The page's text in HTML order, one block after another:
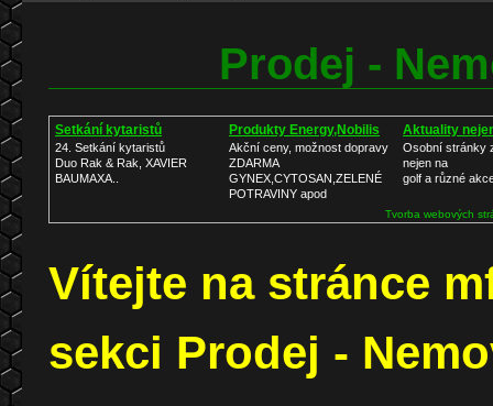
Prodej -
Setkání kytaristů
24. Setkání kytaristů
Duo Rak & Rak, XAVIER
BAUMAXA..
Produkty Energy,Nobilis
Akční ceny, možnost dopravy
ZDARMA
GYNEX,CYTOSAN,ZELENÉ
POTRAVINY apod
Aktuality
Osobní stránky
nejen na
golf a různé
Tvorba webových
Vítejte na stránce
sekci Prodej -